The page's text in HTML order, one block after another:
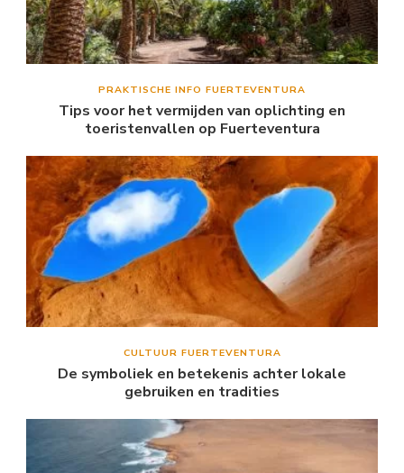
PRAKTISCHE INFO FUERTEVENTURA
Tips voor het vermijden van oplichting en
toeristenvallen op Fuerteventura
CULTUUR FUERTEVENTURA
De symboliek en betekenis achter lokale
gebruiken en tradities